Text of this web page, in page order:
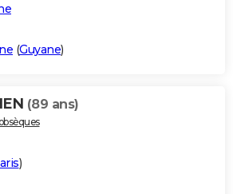
(Guyane)
(89 ans)
)